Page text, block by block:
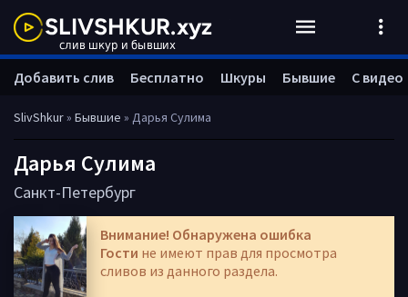
SlivShkur» Бывшие » Дарья Сулима
Дарья Сулима
Санкт-Петербург
Внимание! Обнаружена ошибка
Гости не имеют прав для просмотра
сливов из данного раздела.
Добавить слив Бесплатно Шкуры Бывшие С видео